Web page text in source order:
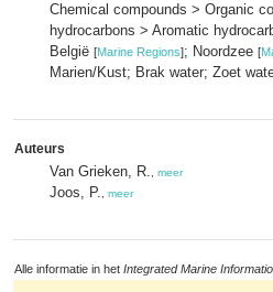
Chemical compounds > Organic
hydrocarbons > Aromatic
België [Marine Regions]; Noordzee [
Marien/Kust; Brak water; Zoet
Auteurs
Van Grieken, R. meer
Joos, P. meer
Alle informatie in het Integrated Marine